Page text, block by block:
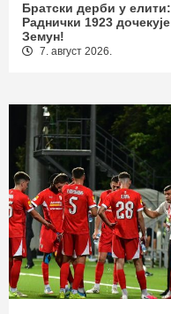
Братски дерби у елити:
Раднички 1923 дочекује
Земун!
7. август 2026.